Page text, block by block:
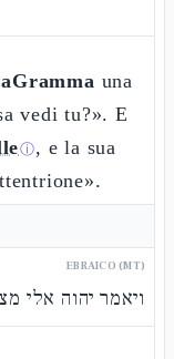
una
vedi tu?». E
ⓘ, e la sua
EBRAICO (MT)
ויאמר יהוה אלי